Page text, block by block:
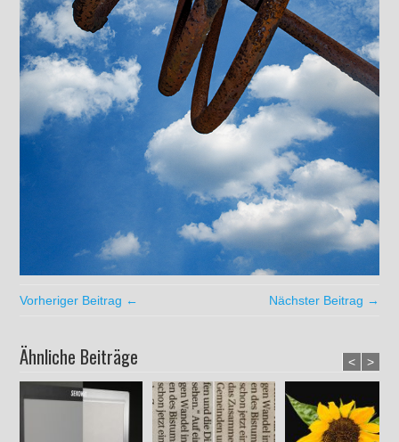
Vorheriger Beitrag ← Nächster Beitrag →
Ähnliche Beiträge < >